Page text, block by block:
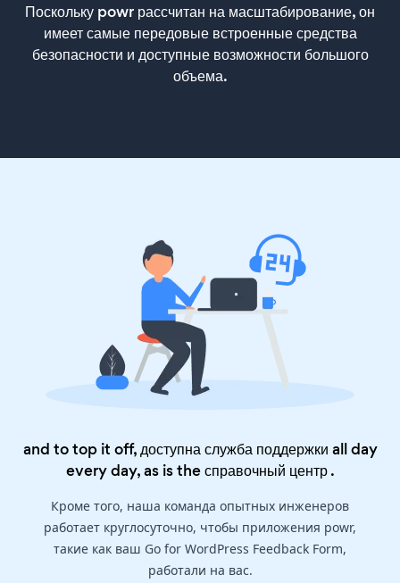
Поскольку powr рассчитан на масштабирование, он
имеет самые передовые встроенные средства
безопасности и доступные возможности большого
объема.
and to top it off, доступна служба поддержки all day
every day, as is theсправочный центр.
Кроме того, наша команда опытных инженеров
работает круглосуточно, чтобы приложения powr,
такие как ваш Go for WordPress Feedback Form,
работали на вас.